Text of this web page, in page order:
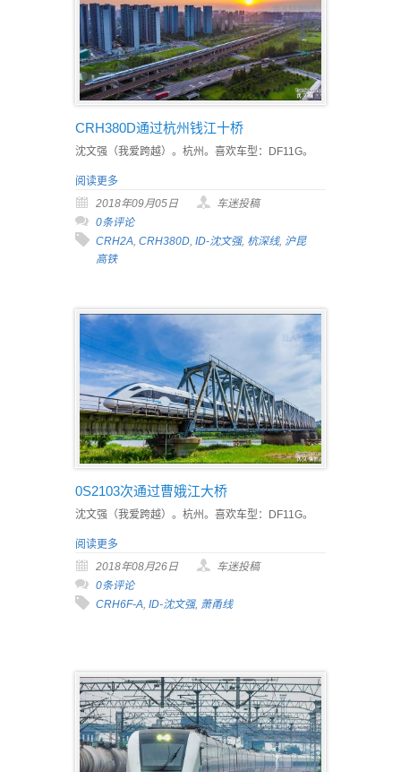
CRH380D通过杭州钱江十桥
沈文强（我爱跨越）。杭州。喜欢车型：DF11G。
阅读更多
2018年09月05日
车迷投稿
0条评论
CRH2A CRH380D ID-沈文强, 杭深线, 沪昆
高铁
0S2103次通过曹娥江大桥
沈文强（我爱跨越）。杭州。喜欢车型：DF11G。
阅读更多
2018年08月26日
车迷投稿
0条评论
CRH6F-A, ID-沈文强, 萧甬线